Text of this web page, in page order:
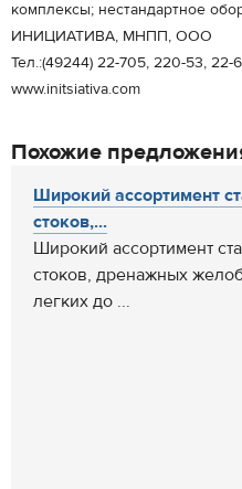
комплексы; нестандартное
ИНИЦИАТИВА, МНПП, ООО
Тел.:(49244) 22-705, 220-53, 22-
www.initsiativa.com
Похожие
Широкий ассортимент
стоков,...
Широкий ассортимент
стоков, дренажных
легких до ...